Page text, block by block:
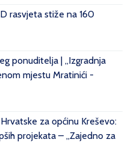
rasvjeta stiže na 160
ponuditelja | „Izgradnja
mjestu Mratinići -
za općinu Kreševo:
projekata – „Zajedno za